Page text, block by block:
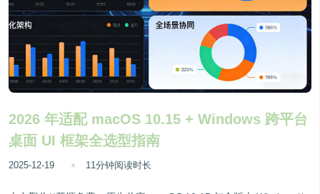
2026 年适配 macOS 10.15 + Windows 跨平台
桌面 UI 框架全选型指南
2025-12-19 11分钟阅读时长